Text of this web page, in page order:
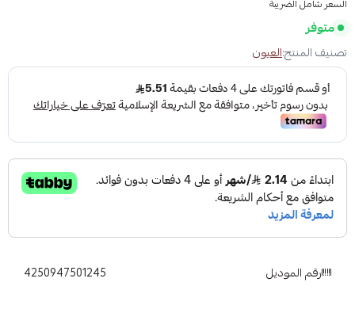
السعر شامل الضريبة
متوفر
تصنيف المنتج:العيون
رقم الموديل 4250947501245